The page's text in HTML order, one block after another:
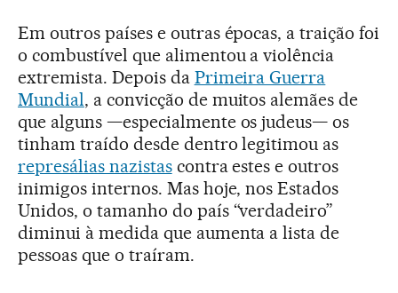
Em outros países e outras épocas, a traição foi
o combustível que alimentou a violência
extremista. Depois da Primeira Guerra
Mundial, a convicção de muitos alemães de
que alguns —especialmente os judeus— os
tinham traído desde dentro legitimou as
represálias nazistascontra estes e outros
inimigos internos. Mas hoje, nos Estados
Unidos, o tamanho do país “verdadeiro”
diminui à medida que aumenta a lista de
pessoas que o traíram.